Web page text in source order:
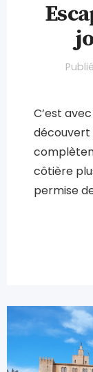
C’est
découvert
côtière
permise